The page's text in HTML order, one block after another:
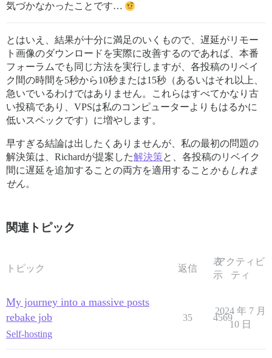
気づかなかったことです…
とはいえ、結果が十分に満足のいくもので、遅延がリモー
ト画像のダウンロードを実際に改善するのであれば、本番
フォーラムでも同じ方法を実行しますが、各投稿のリベイ
ク間の時間を5秒から10秒または15秒（あるいはそれ以上、
急いでいるわけではありません。これらはすべてかなり古
い投稿であり、VPSは私のコンピューターよりもはるかに
低いスペックです）に増やします。
早すぎる結論は出したくありませんが、私の最初の問題の
解決策は、Richardが提案した解決策と、各投稿のリベイク
間に遅延を追加することの両方を適用すること かもしれま
せん。
関連トピック
トピック 返信
表
示
アクティビ
ティ
My journey into a massive posts
rebake job
Self-hosting
35 4569
2024 年 7 月
10 日